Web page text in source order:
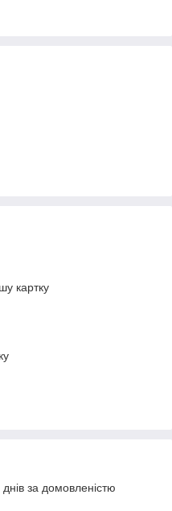
картку
за домовленістю